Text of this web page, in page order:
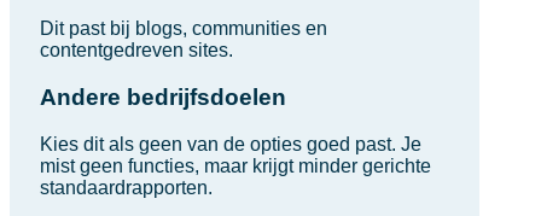
Dit past bij blogs, communities en
contentgedreven sites.
Andere bedrijfsdoelen
Kies dit als geen van de opties goed past. Je
mist geen functies, maar krijgt minder gerichte
standaardrapporten.